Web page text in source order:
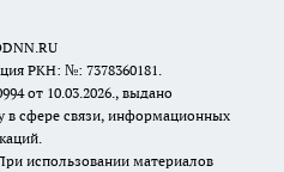
РКН: №: 7378360181.
от 10.03.2026., выдано
в сфере связи, информационных
использовании материалов